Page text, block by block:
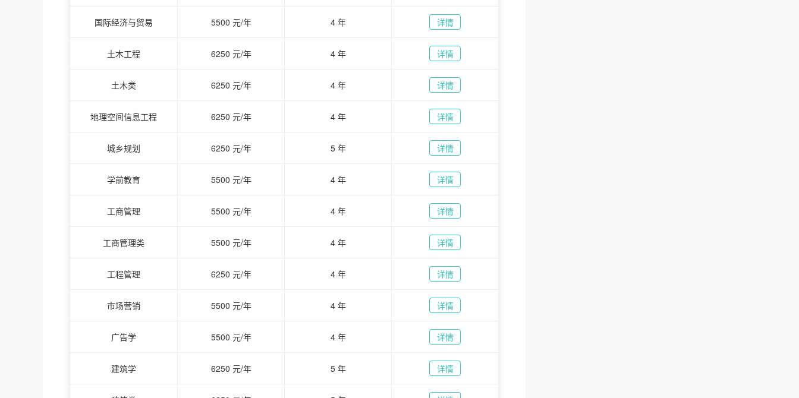
国际经济与贸易 5500 元/年 4 年 详情
土木工程 6250 元/年 4 年 详情
土木类 6250 元/年 4 年 详情
地理空间信息工程 6250 元/年 4 年 详情
城乡规划 6250 元/年 5 年 详情
学前教育 5500 元/年 4 年 详情
工商管理 5500 元/年 4 年 详情
工商管理类 5500 元/年 4 年 详情
工程管理 6250 元/年 4 年 详情
市场营销 5500 元/年 4 年 详情
广告学 5500 元/年 4 年 详情
建筑学 6250 元/年 5 年 详情